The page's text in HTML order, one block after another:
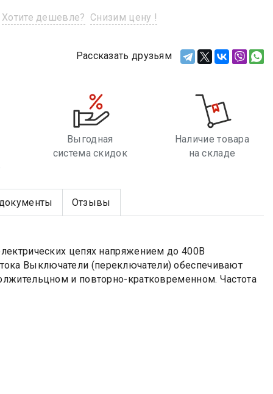
Хотите дешевле? Снизим цену !
Рассказать друзьям
Выгодная
система скидок
Наличие товара
на складе
Отзывы
цепях напряжением до 400В
Выключатели (переключатели) обеспечивают
и повторно-кратковременном. Частота